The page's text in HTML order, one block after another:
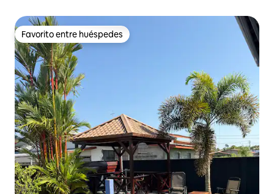
Favorito entre huéspedes
Favorito entre huéspedes